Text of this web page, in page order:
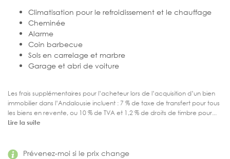
Prévenez-moi si le prix change
Climatisation pour le refroidissement et le chauffage
Cheminée
Alarme
Coin barbecue
Sols en carrelage et marbre
Garage et abri de voiture
Les frais supplémentaires pour l’acheteur lors de l’acquisition d’un bien
immobilier dans l’Andalousie incluent : 7 % de taxe de transfert pour tous
les biens en revente, ou 10 % de TVA et 1,2 % de droits de timbre pour...
Lire la suite